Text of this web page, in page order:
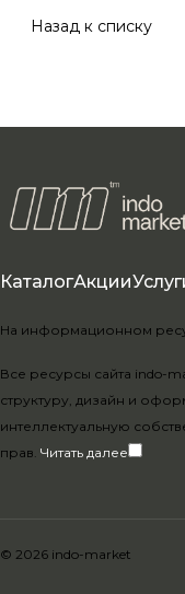
Назад к списку
КаталогАкции
На информационном
Все ресурсы сайта indo-
структуру, дизайн и
интеллектуальную
прав. Читать далее
© 2026 indo-market